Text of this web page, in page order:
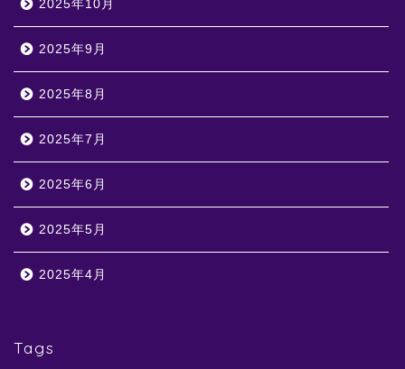
2025年10月
2025年9月
2025年8月
2025年7月
2025年6月
2025年5月
2025年4月
Tags